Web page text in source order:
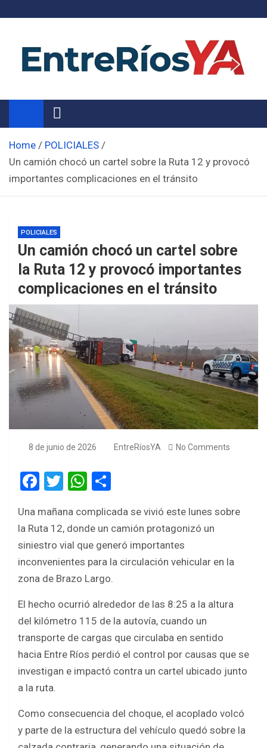
Noticias de Entre Ríos
Información de toda la provincia ahora
Home
POLICIALES
Un camión chocó un cartel sobre la Ruta 12 y provocó
importantes complicaciones en el tránsito
POLICIALES
Un camión chocó un cartel sobre
la Ruta 12 y provocó importantes
complicaciones en el tránsito
8 de junio de 2026 EntreRíosYA No Comments
F
ce
b
o
o
k
T
tt
er
W
at
s
A
p
p
ar
e
Una mañana complicada se vivió este lunes sobre
la Ruta 12, donde un camión protagonizó un
siniestro vial que generó importantes
inconvenientes para la circulación vehicular en la
zona de Brazo Largo.
El hecho ocurrió alrededor de las 8:25 a la altura
del kilómetro 115 de la autovía, cuando un
transporte de cargas que circulaba en sentido
hacia Entre Ríos perdió el control por causas que se
investigan e impactó contra un cartel ubicado junto
a la ruta.
Como consecuencia del choque, el acoplado volcó
y parte de la estructura del vehículo quedó sobre la